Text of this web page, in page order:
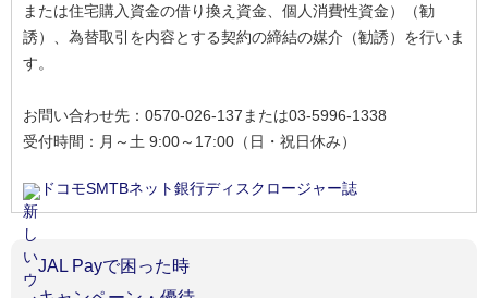
または住宅購入資金の借り換え資金、個人消費性資金）（勧
誘）、為替取引を内容とする契約の締結の媒介（勧誘）を行いま
す。
お問い合わせ先：0570-026-137または03-5996-1338
受付時間：月～土 9:00～17:00（日・祝日休み）
ドコモSMTBネット銀行ディスクロージャー誌
JAL Payで困った時